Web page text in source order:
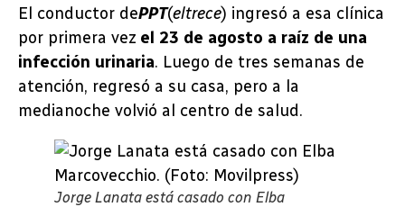
El conductor dePPT(eltrece) ingresó a esa clínica
por primera vez el 23 de agosto a raíz de una
infección urinaria. Luego de tres semanas de
atención, regresó a su casa, pero a la
medianoche volvió al centro de salud.
Jorge Lanata está casado con Elba